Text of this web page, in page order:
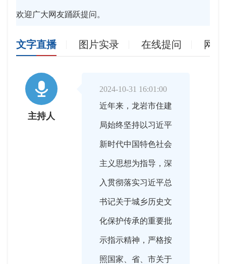
欢迎广大网友踊跃提问。
文字直播 图片实录 在线提问 网

主持人
2024-10-31 16:01:00
近年来，龙岩市住建
局始终坚持以习近平
新时代中国特色社会
主义思想为指导，深
入贯彻落实习近平总
书记关于城乡历史文
化保护传承的重要批
示指示精神，严格按
照国家、省、市关于